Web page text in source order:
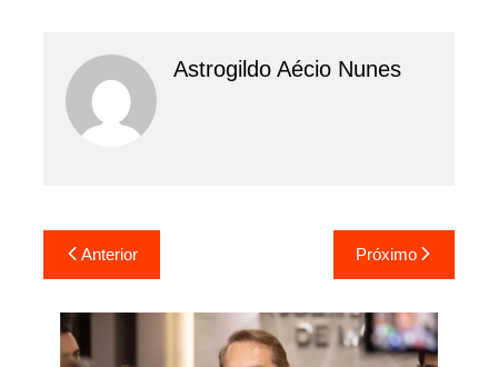
Astrogildo Aécio Nunes
Navegação
de
Post
Anterior Próximo